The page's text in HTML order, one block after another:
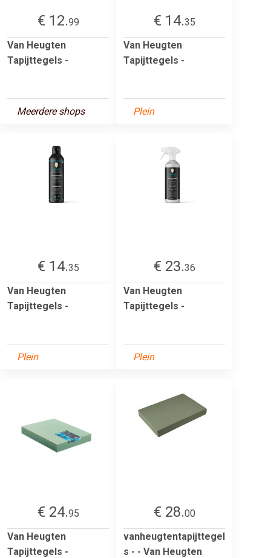
€ 12.99
Van Heugten
Tapijttegels -
Meerdere shops
€ 14.35
Van Heugten
Tapijttegels -
Plein
€ 14.35
Van Heugten
Tapijttegels -
Plein
€ 23.36
Van Heugten
Tapijttegels -
Plein
€ 24.95
Van Heugten
Tapijttegels -
€ 28.00
vanheugtentapijttegel
s - - Van Heugten